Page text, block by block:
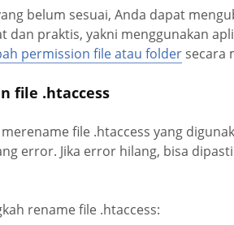
belum sesuai, Anda dapat
dan praktis, yakni menggunakan
permission file atau folder secara
file .htaccess
file .htaccess yang
error. Jika error hilang, bisa
rename file .htaccess: